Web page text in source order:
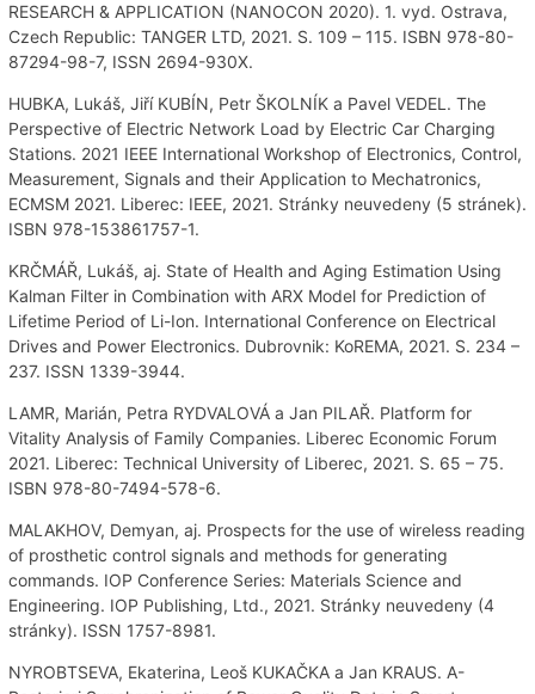
RESEARCH & APPLICATION (NANOCON 2020). 1. vyd. Ostrava,
Czech Republic: TANGER LTD, 2021. S. 109 – 115. ISBN 978-80-
87294-98-7, ISSN 2694-930X.
HUBKA, Lukáš, Jiří KUBÍN, Petr ŠKOLNÍK a Pavel VEDEL. The
Perspective of Electric Network Load by Electric Car Charging
Stations. 2021 IEEE International Workshop of Electronics, Control,
Measurement, Signals and their Application to Mechatronics,
ECMSM 2021. Liberec: IEEE, 2021. Stránky neuvedeny (5 stránek).
ISBN 978-153861757-1.
KRČMÁŘ, Lukáš, aj. State of Health and Aging Estimation Using
Kalman Filter in Combination with ARX Model for Prediction of
Lifetime Period of Li-Ion. International Conference on Electrical
Drives and Power Electronics. Dubrovnik: KoREMA, 2021. S. 234 –
237. ISSN 1339-3944.
LAMR, Marián, Petra RYDVALOVÁ a Jan PILAŘ. Platform for
Vitality Analysis of Family Companies. Liberec Economic Forum
2021. Liberec: Technical University of Liberec, 2021. S. 65 – 75.
ISBN 978-80-7494-578-6.
MALAKHOV, Demyan, aj. Prospects for the use of wireless reading
of prosthetic control signals and methods for generating
commands. IOP Conference Series: Materials Science and
Engineering. IOP Publishing, Ltd., 2021. Stránky neuvedeny (4
stránky). ISSN 1757-8981.
NYROBTSEVA, Ekaterina, Leoš KUKAČKA a Jan KRAUS. A-